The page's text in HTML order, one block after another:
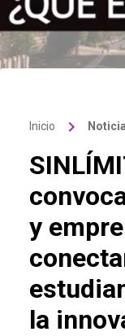
Inicio keyboard_arrow_right
y
la